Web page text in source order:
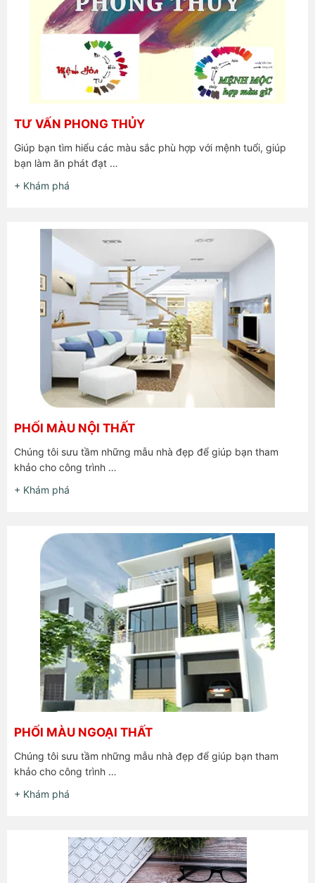
TƯ VẤN PHONG THỦY
Giúp bạn tìm hiểu các màu sắc phù hợp với mệnh tuổi, giúp
bạn làm ăn phát đạt …
+ Khám phá
PHỐI MÀU NỘI THẤT
Chúng tôi sưu tầm những mẫu nhà đẹp để giúp bạn tham
khảo cho công trình …
+ Khám phá
PHỐI MÀU NGOẠI THẤT
Chúng tôi sưu tầm những mẫu nhà đẹp để giúp bạn tham
khảo cho công trình …
+ Khám phá